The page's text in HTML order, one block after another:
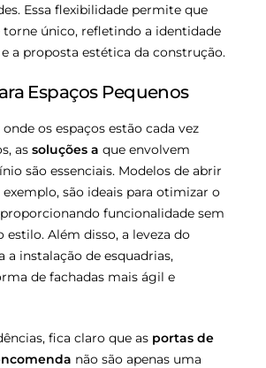
Essa flexibilidade permite que
torne único, refletindo a identidade
a proposta estética da construção.
Espaços Pequenos
os espaços estão cada vez
as soluções a que envolvem
são essenciais. Modelos de abrir
são ideais para otimizar o
funcionalidade sem
Além disso, a leveza do
instalação de esquadrias,
de fachadas mais ágil e
fica claro que as portas de
não são apenas uma